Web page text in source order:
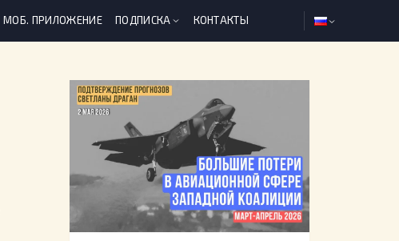
МОБ. ПРИЛОЖЕНИЕ ПОДПИСКА КОНТАКТЫ